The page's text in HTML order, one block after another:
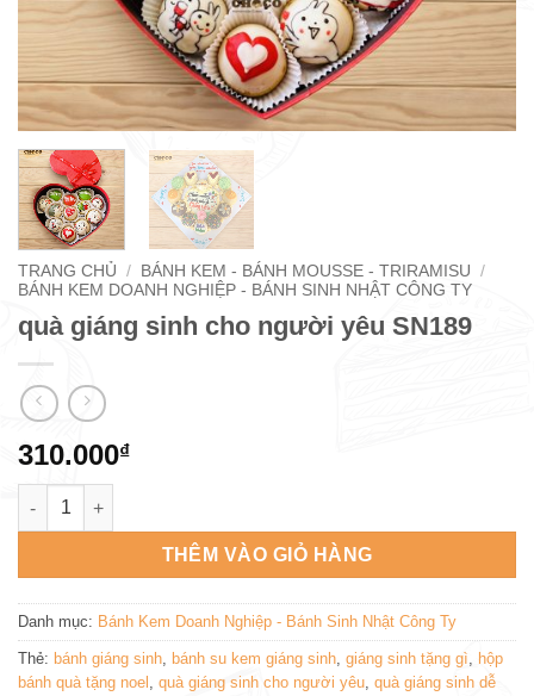
TRANG CHỦ / BÁNH KEM - BÁNH MOUSSE - TRIRAMISU
/
BÁNH KEM DOANH NGHIỆP - BÁNH SINH NHẬT CÔNG TY
quà giáng sinh cho người yêu SN189
310.000₫
quà giáng sinh cho người yêu SN189 số lượng
THÊM VÀO GIỎ HÀNG
Danh mục: Bánh Kem Doanh Nghiệp - Bánh Sinh Nhật Công Ty
Thẻ: bánh giáng sinh, bánh su kem giáng sinh, giáng sinh tặng gì, hộp
bánh quà tặng noel , quà giáng sinh cho người yêu, quà giáng sinh dễ